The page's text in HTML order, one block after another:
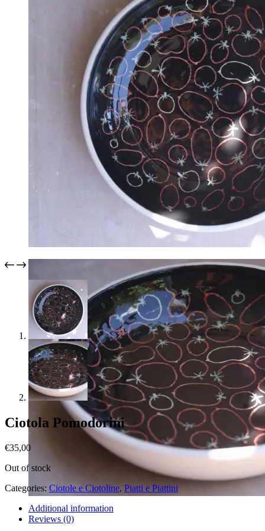
Ciotola Pomodorini
€35,00
Out of stock
Categories: Ciotole e Ciotoline, Piatti e Piattini
Additional information
Reviews (0)